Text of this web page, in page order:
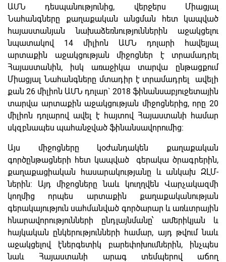
ԱՄՆ դեսպանությունից, վերջերս Միացյալ
Նահանգները քաղաքական անցման հետ կապված
հայաստանյան նախաձեռնություններին աջակցելու
նպատակով 14 միլիոն ԱՄՆ դոլարի հավելյալ
արտաքին աջակցության միջոցներ է տրամադրել
Հայաստանին, իսկ առաջիկա տարվա ընթացքում
Միացյալ Նահանգները մտադիր է տրամադրել ավելի
քան 26 միլիոն ԱՄՆ դոլար` 2018 ֆինանսաբյուջետային
տարվա արտաքին աջակցության միջոցներից, որը 20
միլիոն դոլարով ավել է հայտով Հայաստանի համար
սկզբնապես պահանջված ֆինանսավորումից:
Այս միջոցները կօժանդակեն քաղաքական
գործընթացների հետ կապված գերակա ծրագրերին,
քաղաքացիական հասարակությանը և անկախ ԶԼՄ-
ներին: Այդ միջոցները նաև կուղղվեն Վարչակազմի
կողմից որպես արտաքին քաղաքականության
գերակայություն սահմանված գործարար և առևտրային
հնարավորությունների ընդլայնմանը՝ ամերիկյան և
հայկական ընկերությունների համար, այդ թվում նաև
աջակցելով էներգետիկ բարեփոխումներին, ինչպես
նաև Հայաստանի արագ տեմպերով աճող